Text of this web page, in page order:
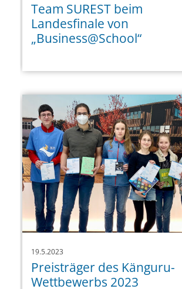
Team SUREST beim
Landesfinale von
„Business@School“
19.5.2023
Preisträger des Känguru-
Wettbewerbs 2023